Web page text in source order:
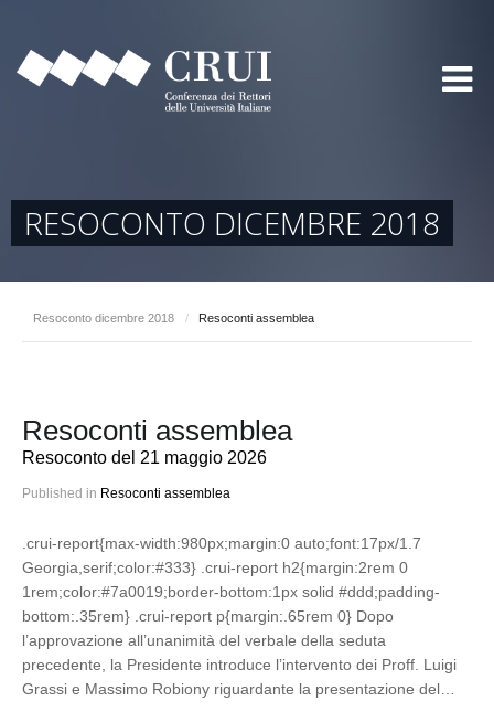
RESOCONTO DICEMBRE 2018
Resoconto dicembre 2018 / Resoconti assemblea
Resoconti assemblea
Resoconto del 21 maggio 2026
Published in Resoconti assemblea
.crui-report{max-width:980px;margin:0 auto;font:17px/1.7
Georgia,serif;color:#333} .crui-report h2{margin:2rem 0
1rem;color:#7a0019;border-bottom:1px solid #ddd;padding-
bottom:.35rem} .crui-report p{margin:.65rem 0} Dopo
l’approvazione all’unanimità del verbale della seduta
precedente, la Presidente introduce l’intervento dei Proff. Luigi
Grassi e Massimo Robiony riguardante la presentazione del…